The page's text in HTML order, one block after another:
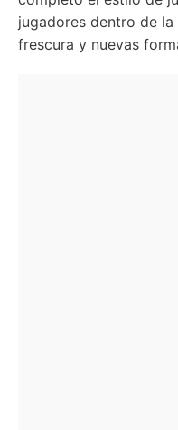
jugadores dentro de
frescura y nuevas